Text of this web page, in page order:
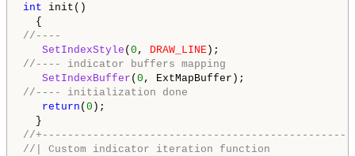
int init()
//----
SetIndexStyle (0 , DRAW_LINE
//---- indicator buffers mapping
SetIndexBuffer (0
//---- initialization done
return (0 );
//
//| Custom indicator iteration function